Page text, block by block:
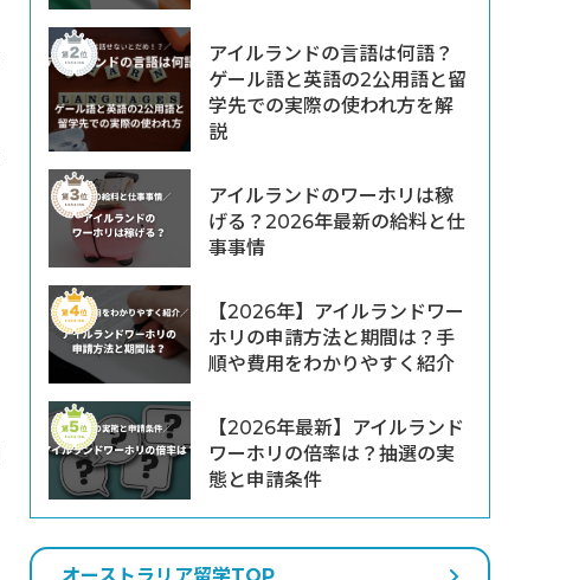
アイルランドの言語は何語？
ゲール語と英語の2公用語と留
学先での実際の使われ方を解
説
アイルランドのワーホリは稼
げる？2026年最新の給料と仕
事事情
【2026年】アイルランドワー
ホリの申請方法と期間は？手
順や費用をわかりやすく紹介
【2026年最新】アイルランド
ワーホリの倍率は？抽選の実
態と申請条件